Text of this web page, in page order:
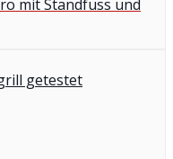
mit Standfuss und
getestet